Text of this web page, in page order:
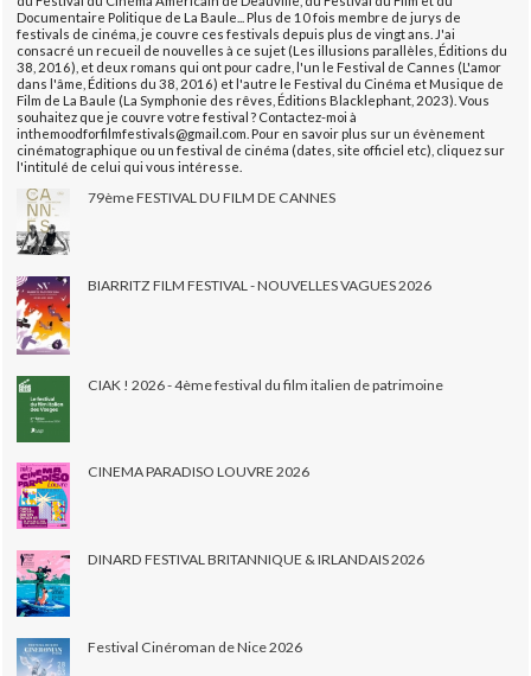
Documentaire Politique de La Baule... Plus de 10 fois membre de jurys de
festivals de cinéma, je couvre ces festivals depuis plus de vingt ans. J'ai
consacré un recueil de nouvelles à ce sujet (Les illusions parallèles, Éditions du
38, 2016), et deux romans qui ont pour cadre, l'un le Festival de Cannes (L'amor
dans l'âme, Éditions du 38, 2016) et l'autre le Festival du Cinéma et Musique de
Film de La Baule (La Symphonie des rêves, Éditions Blacklephant, 2023). Vous
souhaitez que je couvre votre festival ? Contactez-moi à
inthemoodforfilmfestivals@gmail.com. Pour en savoir plus sur un évènement
cinématographique ou un festival de cinéma (dates, site officiel etc), cliquez sur
l'intitulé de celui qui vous intéresse.
79ème FESTIVAL DU FILM DE CANNES
BIARRITZ FILM FESTIVAL - NOUVELLES VAGUES 2026
CIAK ! 2026 - 4ème festival du film italien de patrimoine
CINEMA PARADISO LOUVRE 2026
DINARD FESTIVAL BRITANNIQUE & IRLANDAIS 2026
Festival Cinéroman de Nice 2026